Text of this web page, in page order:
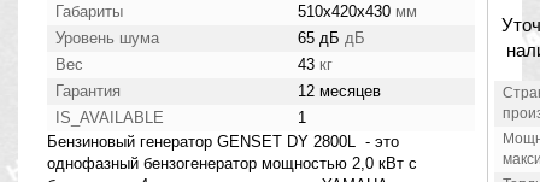
Габариты
510х420х430 мм
Уровень шума
65 дБ дБ
Вес
43 кг
Гарантия
12 месяцев
IS_AVAILABLE
1
Бензиновый генератор GENSET DY 2800L - это
однофазный бензогенератор мощностью 2,0 кВт с